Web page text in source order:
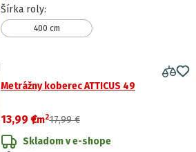
Šírka roly:
400 cm
Metrážny koberec ATTICUS 49
13,99 €
/m217,99 €
Skladom v e-shope